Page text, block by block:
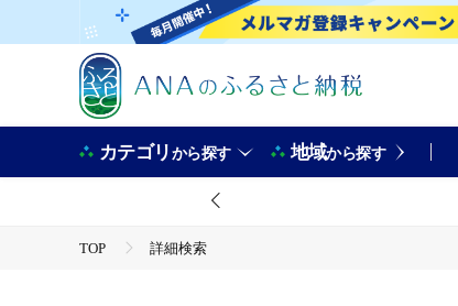
カテゴリから探す 地域から探す
TOP 詳細検索